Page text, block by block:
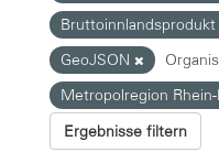
Bruttoinnlandsprodukt
GeoJSON
Metropolregion
Ergebnisse filtern